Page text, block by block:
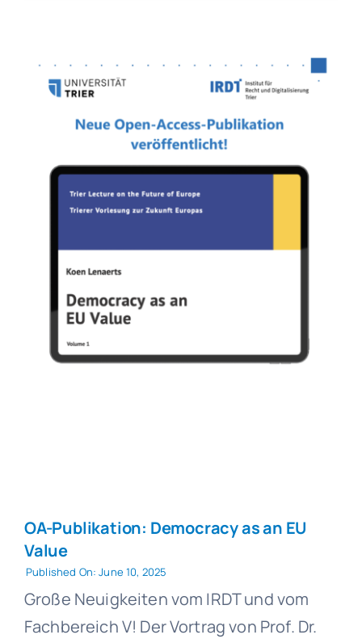
OA-Publikation: Democracy as an EU
Value
Published On: June 10, 2025
Große Neuigkeiten vom IRDT und vom
Fachbereich V! Der Vortrag von Prof. Dr.